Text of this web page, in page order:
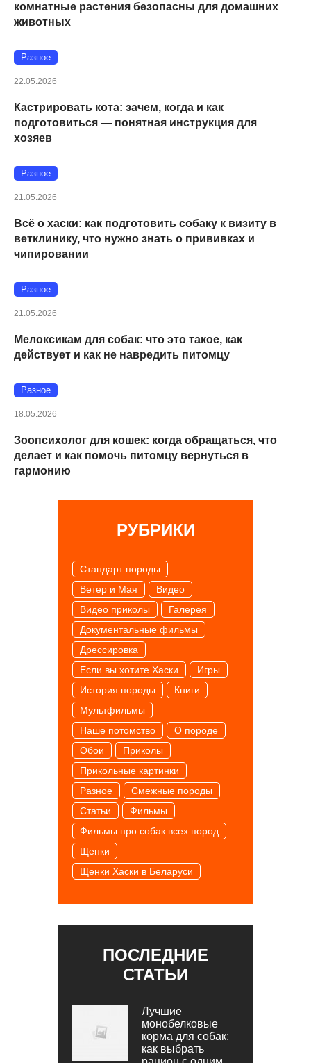
комнатные растения безопасны для домашних
животных
Разное
22.05.2026
Кастрировать кота: зачем, когда и как
подготовиться — понятная инструкция для
хозяев
Разное
21.05.2026
Всё о хаски: как подготовить собаку к визиту в
ветклинику, что нужно знать о прививках и
чипировании
Разное
21.05.2026
Мелоксикам для собак: что это такое, как
действует и как не навредить питомцу
Разное
18.05.2026
Зоопсихолог для кошек: когда обращаться, что
делает и как помочь питомцу вернуться в
гармонию
РУБРИКИ
Cтандарт породы
Ветер и Мая
Видео
Видео приколы
Галерея
Документальные фильмы
Дрессировка
Если вы хотите Хаски
Игры
История породы
Книги
Мультфильмы
Наше потомство
О породе
Обои
Приколы
Прикольные картинки
Разное
Смежные породы
Статьи
Фильмы
Фильмы про собак всех пород
Щенки
Щенки Хаски в Беларуси
ПОСЛЕДНИЕ
СТАТЬИ
Лучшие
монобелковые
корма для собак:
как выбрать